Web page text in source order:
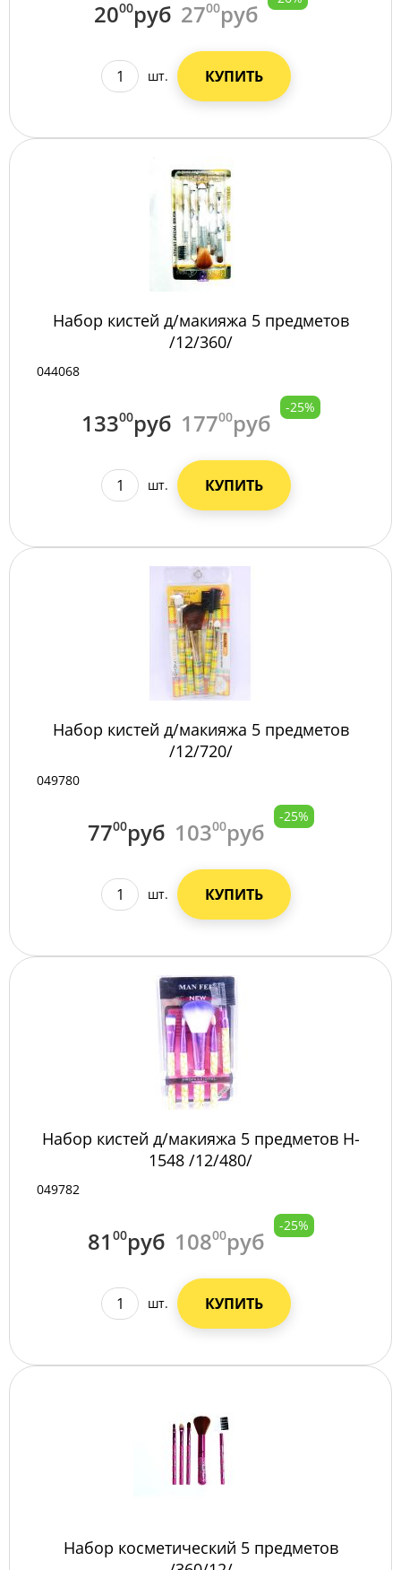
2000руб 2700руб
шт. КУПИТЬ
Набор кистей д/макияжа 5 предметов
/12/360/
044068
13300руб 17700руб
-25%
шт. КУПИТЬ
Набор кистей д/макияжа 5 предметов
/12/720/
049780
7700руб 10300руб
-25%
шт. КУПИТЬ
Набор кистей д/макияжа 5 предметов H-
1548 /12/480/
049782
81 00руб 10800руб
-25%
шт. КУПИТЬ
Набор косметический 5 предметов